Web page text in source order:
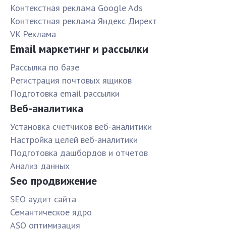
Контекстная реклама Google Ads
Контекстная реклама Яндекс Директ
VK Реклама
Email маркетинг и рассылки
Рассылка по базе
Pегистрация почтовых ящиков
Подготовка email рассылки
Веб-аналитика
Установка счетчиков веб-аналитики
Настройка целей веб-аналитики
Подготовка дашбордов и отчетов
Анализ данных
Seo продвижение
SЕО аудит сайта
Семантическое ядро
ASO оптимизация